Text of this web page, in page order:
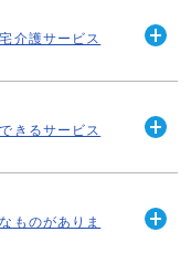
所して受けるサービ
。 《通所介護（デ
日常動作訓練、レ
す。 ま...
介護サービス
く
外のその他の在宅介
あります。 《特定
》 入居している
けたり、...
きるサービス
く
の方が家族等から
、養護老人ホームに
象者］本市に住所
ものがありま